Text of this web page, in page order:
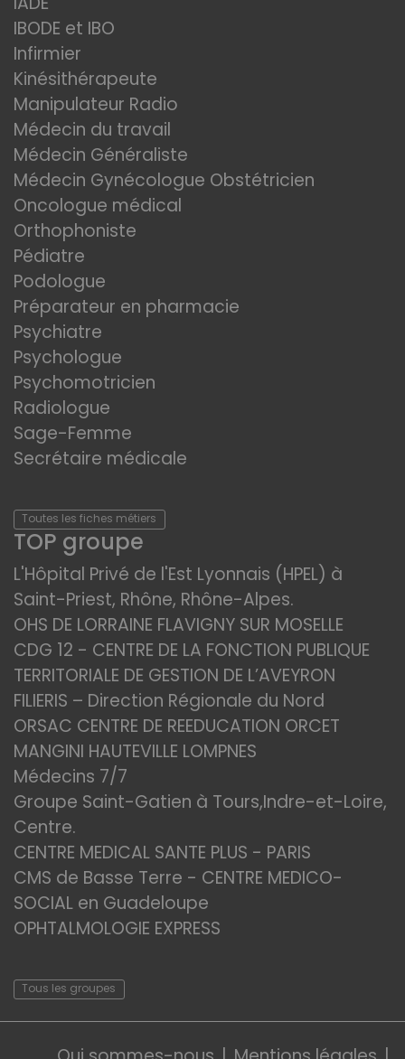
IBODE et IBO
Infirmier
Kinésithérapeute
Manipulateur Radio
Médecin du travail
Médecin Généraliste
Médecin Gynécologue Obstétricien
Oncologue médical
Orthophoniste
Pédiatre
Podologue
Préparateur en pharmacie
Psychiatre
Psychologue
Psychomotricien
Radiologue
Sage-Femme
Secrétaire médicale
Toutes les fiches métiers
TOP groupe
L'Hôpital Privé de l'Est Lyonnais (HPEL) à
Saint-Priest, Rhône, Rhône-Alpes.
OHS DE LORRAINE FLAVIGNY SUR MOSELLE
CDG 12 - CENTRE DE LA FONCTION PUBLIQUE
TERRITORIALE DE GESTION DE L’AVEYRON
FILIERIS – Direction Régionale du Nord
ORSAC CENTRE DE REEDUCATION ORCET
MANGINI HAUTEVILLE LOMPNES
Médecins 7/7
Groupe Saint-Gatien à Tours,Indre-et-Loire,
Centre.
CENTRE MEDICAL SANTE PLUS - PARIS
CMS de Basse Terre - CENTRE MEDICO-
SOCIAL en Guadeloupe
OPHTALMOLOGIE EXPRESS
Tous les groupes